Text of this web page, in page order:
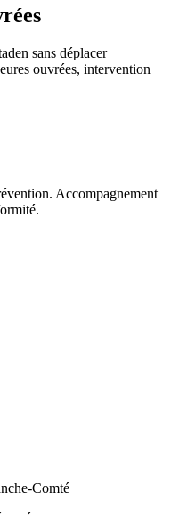
sans déplacer
ouvrées, intervention
Accompagnement
Comté